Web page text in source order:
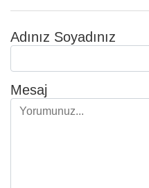
Adınız Soyadınız
Mesaj